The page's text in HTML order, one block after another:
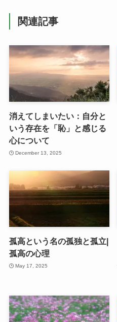
関連記事
消えてしまいたい：自分と
いう存在を「恥」と感じる
心について
December 13, 2025
孤高という名の孤独と孤立|
孤高の心理
May 17, 2025